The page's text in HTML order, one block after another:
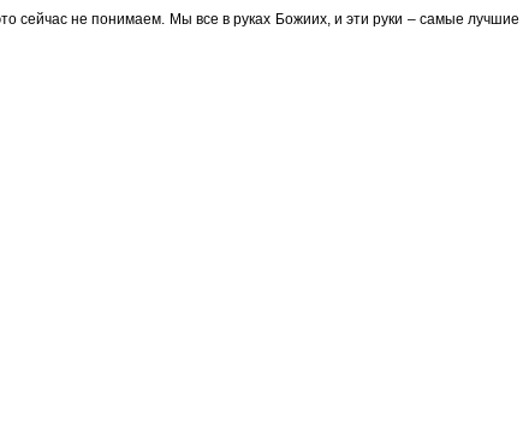
сейчас не понимаем. Мы все в руках Божиих, и эти руки – самые лучшие